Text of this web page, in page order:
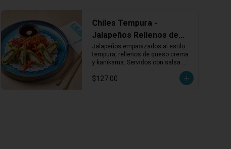
Chiles Tempura -
Jalapeños Rellenos de
Queso y Kanikama
Jalapeños empanizados al estilo
tempura, rellenos de queso crema
y kanikama. Servidos con salsa
kushiague. Una entrada crujiente y
sabrosa con un toque picante
$127.00